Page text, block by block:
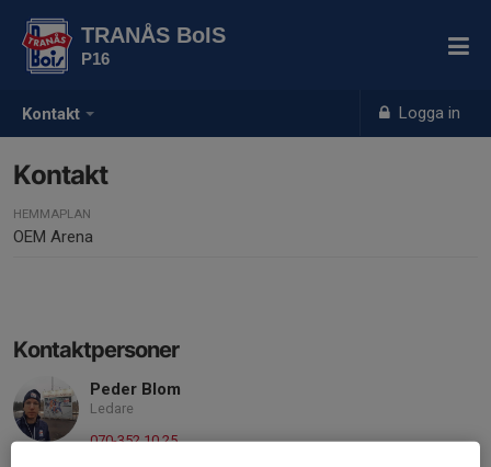
Kontakt Logga in
TRANÅS BoIS
P16
Kontakt
HEMMAPLAN
OEM Arena
Kontaktpersoner
Peder Blom
Ledare
070-352 10 25